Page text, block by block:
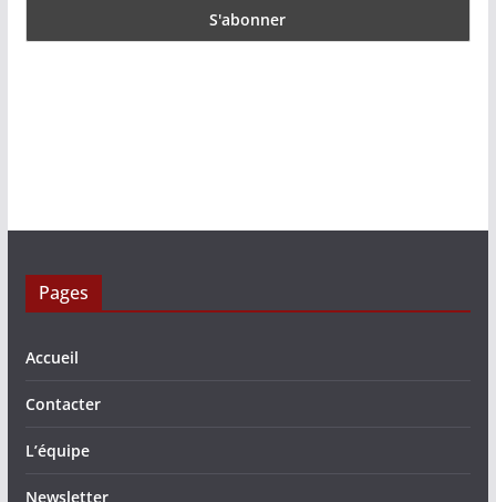
Pages
Accueil
Contacter
L’équipe
Newsletter